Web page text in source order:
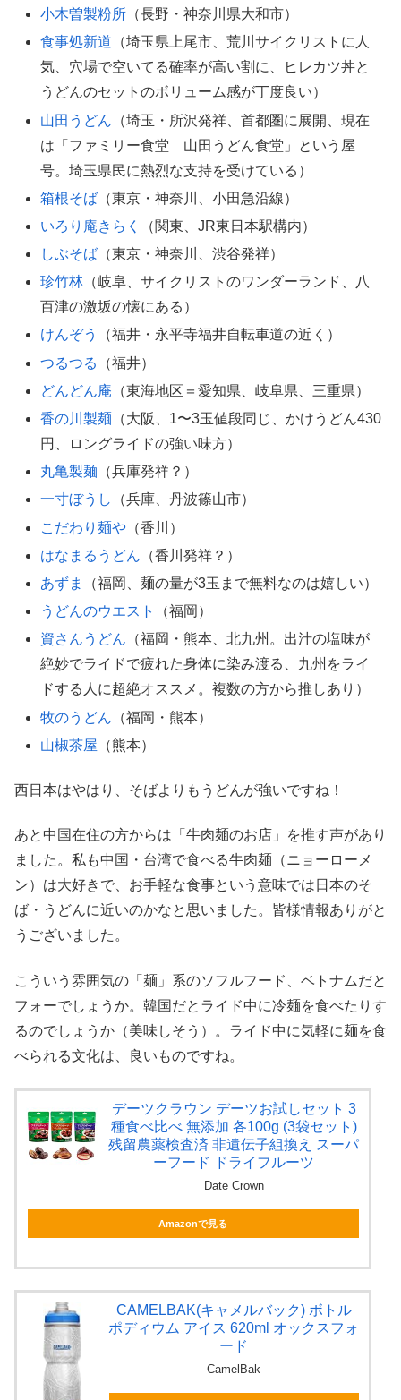
小木曽製粉所 （長野・神奈川県大和市）
食事処新道 （埼玉県上尾市、荒川サイクリストに人
気、穴場で空いてる確率が高い割に、ヒレカツ丼と
うどんのセットのボリューム感が丁度良い）
山田うどん （埼玉・所沢発祥、首都圏に展開、現在
は「ファミリー食堂 山田うどん食堂」という屋
号。埼玉県民に熱烈な支持を受けている）
箱根そば （東京・神奈川、小田急沿線）
いろり庵きらく
（関東、JR東日本駅構内）
しぶそば （東京・神奈川、渋谷発祥）
珍竹林 （岐阜、サイクリストのワンダーランド、八
百津の激坂の懐にある）
けんぞう
（福井・永平寺福井自転車道の近く）
つるつる
（福井）
どんどん庵 （東海地区＝愛知県、岐阜県、三重県）
香の川製麺 （大阪、1〜3玉値段同じ、かけうどん430
円、ロングライドの強い味方）
丸亀製麺 （兵庫発祥？）
一寸ぼうし
（兵庫、丹波篠山市）
こだわり麺や （香川）
はなまるうどん （香川発祥？）
あずま
（福岡、麺の量が3玉まで無料なのは嬉しい）
うどんのウエスト
（福岡）
資さんうどん （福岡・熊本、北九州。出汁の塩味が
絶妙でライドで疲れた身体に染み渡る、九州をライ
ドする人に超絶オススメ。複数の方から推しあり）
牧のうどん （福岡・熊本）
山椒茶屋 （熊本）
西日本はやはり、そばよりもうどんが強いですね！
あと中国在住の方からは「牛肉麺のお店」を推す声があり
ました。私も中国・台湾で食べる牛肉麺（ニョーローメ
ン）は大好きで、お手軽な食事という意味では日本のそ
ば・うどんに近いのかなと思いました。皆様情報ありがと
うございました。
こういう雰囲気の「麺」系のソフルフード、ベトナムだと
フォーでしょうか。韓国だとライド中に冷麺を食べたりす
るのでしょうか（美味しそう）。ライド中に気軽に麺を食
べられる文化は、良いものですね。
デーツクラウン デーツお試しセット 3
種食べ比べ 無添加 各100g (3袋セット)
残留農薬検査済 非遺伝子組換え スーパ
ーフード ドライフルーツ
Date Crown
Amazonで見る
CAMELBAK(キャメルバック) ボトル
ポディウム アイス 620ml オックスフォ
ード
CamelBak